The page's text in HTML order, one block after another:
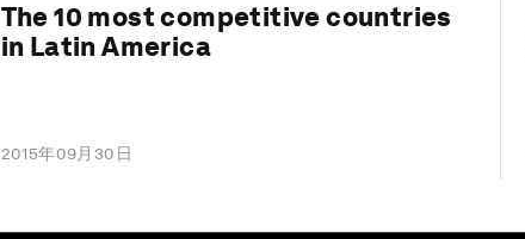
The 10 most competitive countries
in Latin America
2015年09月30日